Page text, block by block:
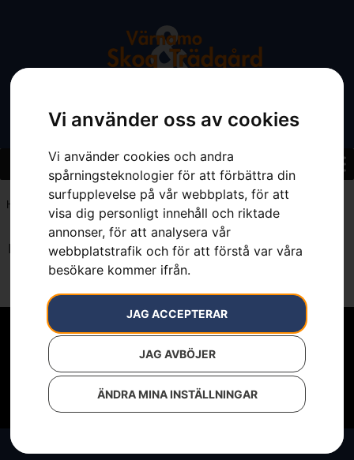
Vi använder oss av cookies
Vi använder cookies och andra
spårningsteknologier för att förbättra din
surfupplevelse på vår webbplats, för att
visa dig personligt innehåll och riktade
annonser, för att analysera vår
webbplatstrafik och för att förstå var våra
besökare kommer ifrån.
JAG ACCEPTERAR
JAG AVBÖJER
ÄNDRA MINA INSTÄLLNINGAR
Hem
Inga resultat.